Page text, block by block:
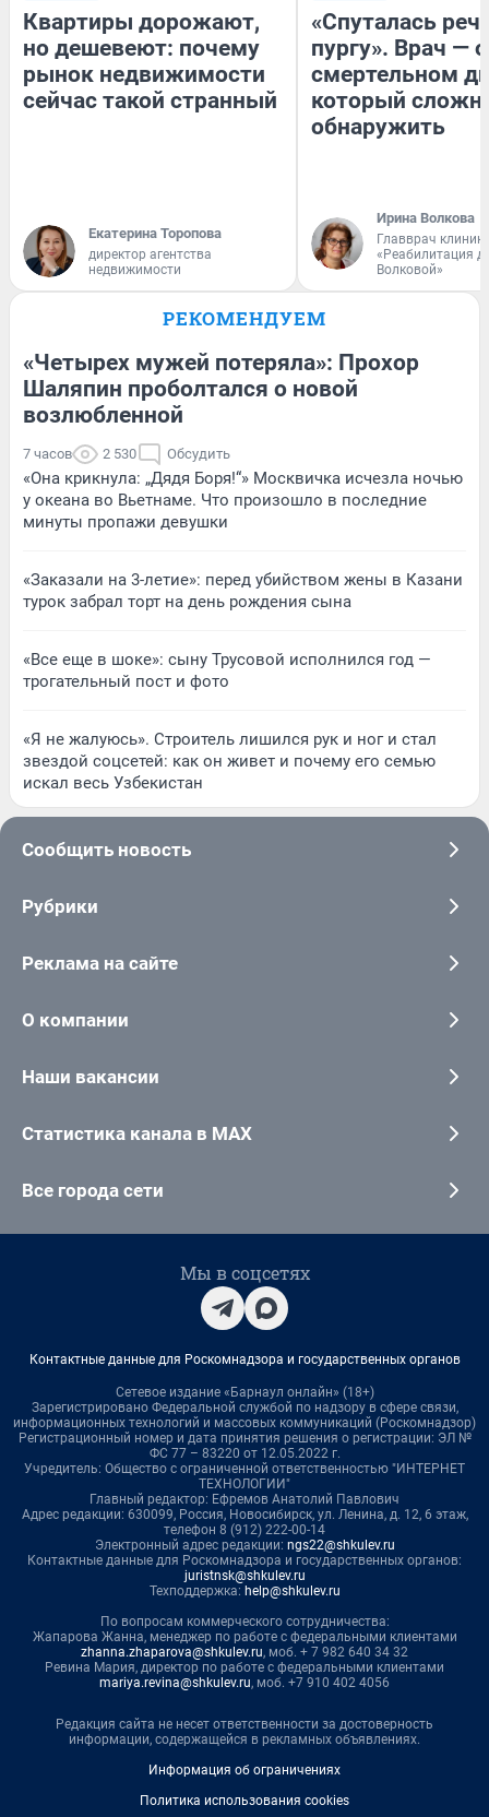
Квартиры дорожают,
но дешевеют: почему
рынок недвижимости
сейчас такой странный
Екатерина Торопова
директор агентства
недвижимости
«Спуталась
пургу». Врач — о
смертельном
который
обнаружить
Ирина Волкова
Главврач
«Реабилитация
Волковой»
РЕКОМЕНДУЕМ
«Четырех мужей потеряла»: Прохор
Шаляпин проболтался о новой
возлюбленной
7 часов 2 530 Обсудить
«Она крикнула: „Дядя Боря!“» Москвичка исчезла ночью
у океана во Вьетнаме. Что произошло в последние
минуты пропажи девушки
«Заказали на 3-летие»: перед убийством жены в Казани
турок забрал торт на день рождения сына
«Все еще в шоке»: сыну Трусовой исполнился год —
трогательный пост и фото
«Я не жалуюсь». Строитель лишился рук и ног и стал
звездой соцсетей: как он живет и почему его семью
искал весь Узбекистан
Сообщить новость
Рубрики
Реклама на сайте
О компании
Наши вакансии
Статистика канала в MAX
Все города сети
Мы в соцсетях
Контактные данные для Роскомнадзора и государственных органов
Сетевое издание «Барнаул онлайн» (18+)
Зарегистрировано Федеральной службой по надзору в сфере связи,
информационных технологий и массовых коммуникаций (Роскомнадзор)
Регистрационный номер и дата принятия решения о регистрации: ЭЛ №
ФС 77 – 83220 от 12.05.2022 г.
Учредитель: Общество с ограниченной ответственностью "ИНТЕРНЕТ
ТЕХНОЛОГИИ"
Главный редактор: Ефремов Анатолий Павлович
Адрес редакции: 630099, Россия, Новосибирск, ул. Ленина, д. 12, 6 этаж,
телефон 8 (912) 222-00-14
Электронный адрес редакции: ngs22@shkulev.ru
Контактные данные для Роскомнадзора и государственных органов:
juristnsk@shkulev.ru
Техподдержка: help@shkulev.ru
По вопросам коммерческого сотрудничества:
Жапарова Жанна, менеджер по работе с федеральными клиентами
zhanna.zhaparova@shkulev.ru, моб. + 7 982 640 34 32
Ревина Мария, директор по работе с федеральными клиентами
mariya.revina@shkulev.ru, моб. +7 910 402 4056
Редакция сайта не несет ответственности за достоверность
информации, содержащейся в рекламных объявлениях.
Информация об ограничениях
Политика использования cookies